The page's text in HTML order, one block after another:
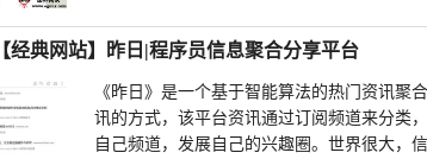
【经典网站】昨日|程序员信息聚合分享平台
《昨日》是一个基于智能算法的热门资讯聚
讯的方式，该平台资讯通过订阅频道来分类
自己频道，发展自己的兴趣圈。世界很大，